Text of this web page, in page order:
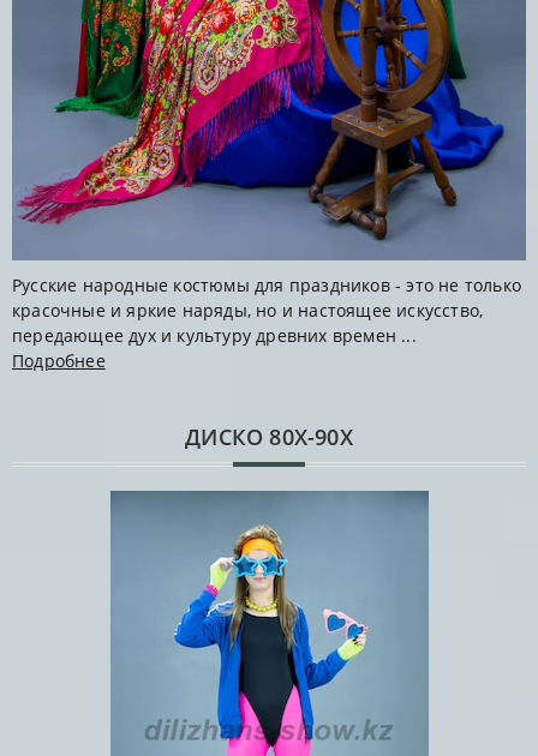
Русские народные костюмы для праздников - это не только
красочные и яркие наряды, но и настоящее искусство,
передающее дух и культуру древних времен ...
Подробнее
ДИСКО 80Х-90Х